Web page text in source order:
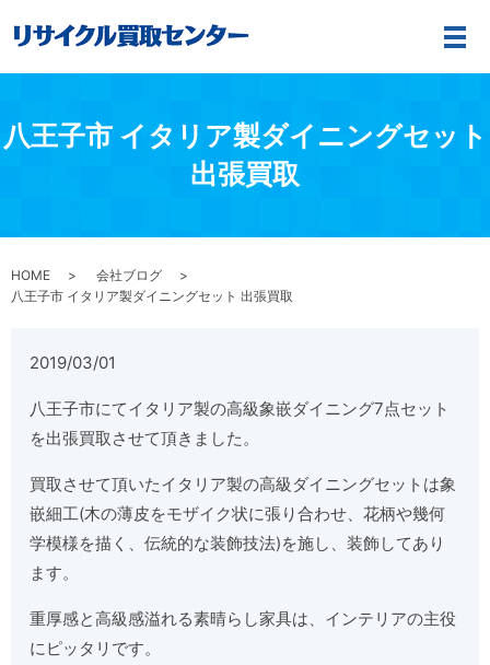
メ
八王子市 イタリア製ダイニングセット
出張買取
HOME
会社ブログ
八王子市 イタリア製ダイニングセット 出張買取
2019/03/01
八王子市にてイタリア製の高級象嵌ダイニング7点セット
を出張買取させて頂きました。
買取させて頂いたイタリア製の高級ダイニングセットは象
嵌細工(木の薄皮をモザイク状に張り合わせ、花柄や幾何
学模様を描く、伝統的な装飾技法)を施し、装飾してあり
ます。
重厚感と高級感溢れる素晴らし家具は、インテリアの主役
にピッタリです。